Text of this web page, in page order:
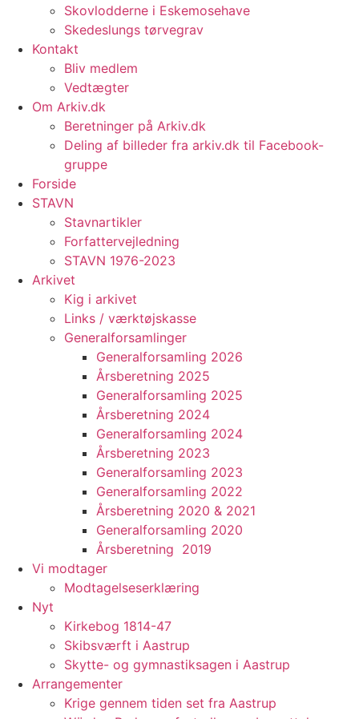
Skovlodderne i Eskemosehave
Skedeslungs tørvegrav
Kontakt
Bliv medlem
Vedtægter
Om Arkiv.dk
Beretninger på Arkiv.dk
Deling af billeder fra arkiv.dk til Facebook-
gruppe
Forside
STAVN
Stavnartikler
Forfattervejledning
STAVN 1976-2023
Arkivet
Kig i arkivet
Links / værktøjskasse
Generalforsamlinger
Generalforsamling 2026
Årsberetning 2025
Generalforsamling 2025
Årsberetning 2024
Generalforsamling 2024
Årsberetning 2023
Generalforsamling 2023
Generalforsamling 2022
Årsberetning 2020 & 2021
Generalforsamling 2020
Årsberetning 2019
Vi modtager
Modtagelseserklæring
Nyt
Kirkebog 1814-47
Skibsværft i Aastrup
Skytte- og gymnastiksagen i Aastrup
Arrangementer
Krige gennem tiden set fra Aastrup